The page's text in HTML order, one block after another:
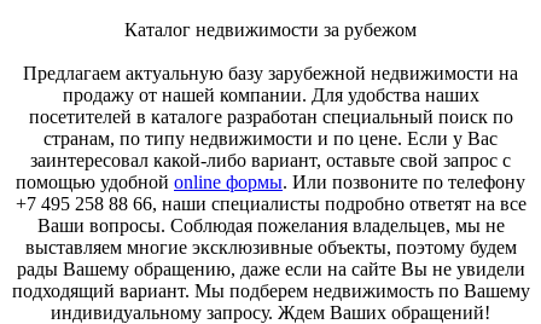
Каталог недвижимости за рубежом
Предлагаем актуальную базу зарубежной недвижимости на
продажу от нашей компании. Для удобства наших
посетителей в каталоге разработан специальный поиск по
странам, по типу недвижимости и по цене. Если у Вас
заинтересовал какой-либо вариант, оставьте свой запрос с
помощью удобной online формы. Или позвоните по телефону
+7 495 258 88 66, наши специалисты подробно ответят на все
Ваши вопросы. Соблюдая пожелания владельцев, мы не
выставляем многие эксклюзивные объекты, поэтому будем
рады Вашему обращению, даже если на сайте Вы не увидели
подходящий вариант. Мы подберем недвижимость по Вашему
индивидуальному запросу. Ждем Ваших обращений!